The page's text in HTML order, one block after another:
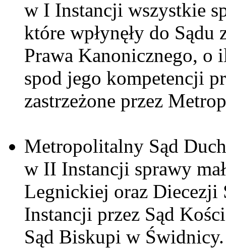
w I Instancji wszystkie
które wpłynęły do
Prawa Kanonicznego, o
spod jego kompetencji
zastrzeżone przez
Metropolitalny Sąd
w II Instancji sprawy
Legnickiej oraz
Instancji przez Sąd
Sąd Biskupi w Świdnicy.